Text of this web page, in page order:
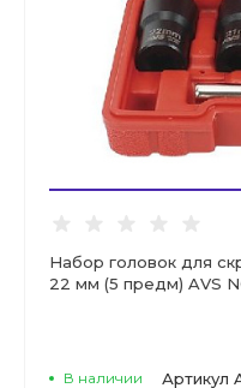
Набор головок для
22 мм (5 предм) AVS
В наличии Артикул